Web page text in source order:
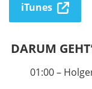
iTunes
DARUM
01:00 –